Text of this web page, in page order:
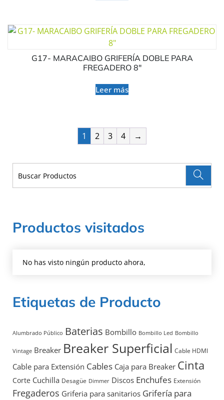
G17- MARACAIBO GRIFERÍA DOBLE PARA
FREGADERO 8″
Leer más
1 2 3 4 →
Productos visitados
No has visto ningún producto ahora,
Etiquetas de Producto
Alumbrado Público Baterias Bombillo Bombillo Led Bombillo
Vintage Breaker Breaker Superficial Cable HDMI
Cable para Extensión Cables Caja para Breaker Cinta
Corte Cuchilla Desagüe Dimmer Discos Enchufes Extensión
Fregaderos Griferia para sanitarios Grifería para